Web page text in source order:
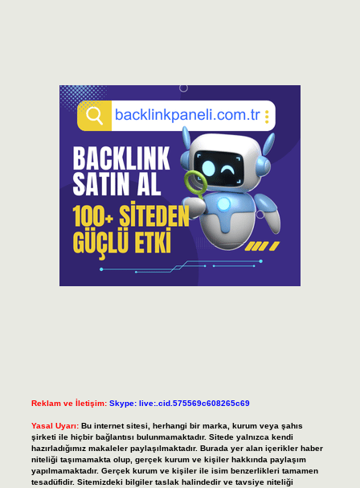
Reklam ve İletişim: Skype: live:.cid.575569c608265c69
Yasal Uyarı: Bu internet sitesi, herhangi bir marka, kurum veya şahıs
şirketi ile hiçbir bağlantısı bulunmamaktadır. Sitede yalnızca kendi
hazırladığımız makaleler paylaşılmaktadır. Burada yer alan içerikler haber
niteliği taşımamakta olup, gerçek kurum ve kişiler hakkında paylaşım
yapılmamaktadır. Gerçek kurum ve kişiler ile isim benzerlikleri tamamen
tesadüfidir. Sitemizdeki bilgiler taslak halindedir ve tavsiye niteliği